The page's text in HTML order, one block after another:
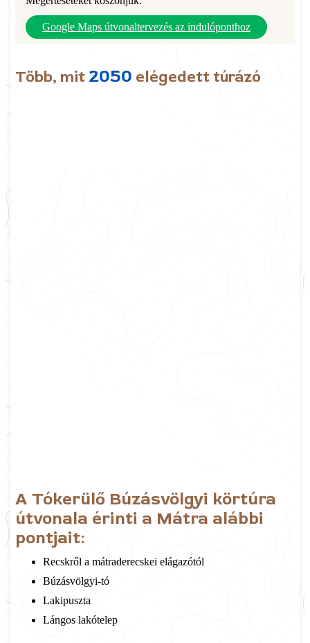
Google Maps útvonaltervezés az indulóponthoz
Több, mit 2050 elégedett túrázó
A Tókerülő Búzásvölgyi körtúra
útvonala érinti a Mátra alábbi
pontjait:
Recskről a mátraderecskei elágazótól
Búzásvölgyi-tó
Lakipuszta
Lángos lakótelep